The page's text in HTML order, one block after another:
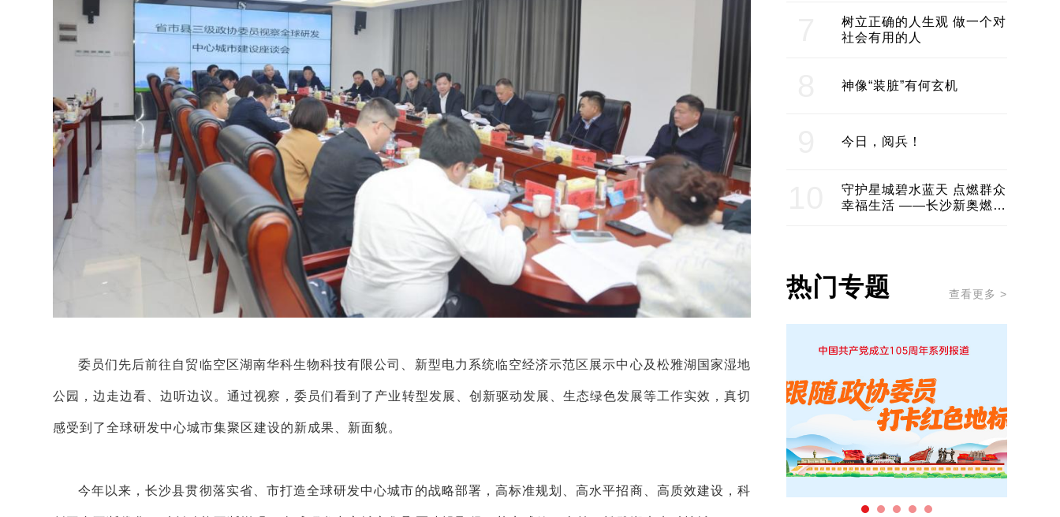
委员们先后前往自贸临空区湖南华科生物科技有限公司、新型电力系统临空经济示范区展示中心及松雅湖国家湿地
公园，边走边看、边听边议。通过视察，委员们看到了产业转型发展、创新驱动发展、生态绿色发展等工作实效，真切
感受到了全球研发中心城市集聚区建设的新成果、新面貌。
今年以来，长沙县贯彻落实省、市打造全球研发中心城市的战略部署，高标准规划、高水平招商、高质效建设，科
树立正确的人生观 做一个对
社会有用的人
神像“装脏”有何玄机
今日，阅兵！
守护星城碧水蓝天 点燃群众
幸福生活 ——长沙新奥燃气
热门专题 查看更多 >